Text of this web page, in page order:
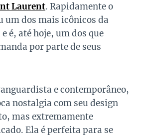
Laurent. Rapidamente o
um dos mais icônicos da
é, até hoje, um dos que
por parte de seus
e contemporâneo,
nostalgia com seu design
mas extremamente
Ela é perfeita para se